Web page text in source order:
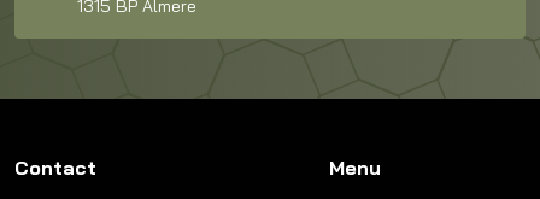
1315 BP Almere
Contact Menu